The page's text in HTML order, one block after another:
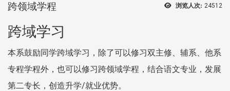
浏览人次: 24512
跨领域学程
跨域学习
本系鼓励同学跨域学习，除了可以修习双主修、辅系、他系
专程学程外，也可以修习跨领域学程，结合语文专业，发展
第二专长，创造升学/就业优势。